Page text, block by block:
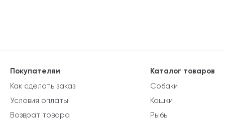
Каталог товаров
Собаки
Кошки
Рыбы
Покупателям
Как сделать заказ
Условия оплаты
Возврат товара